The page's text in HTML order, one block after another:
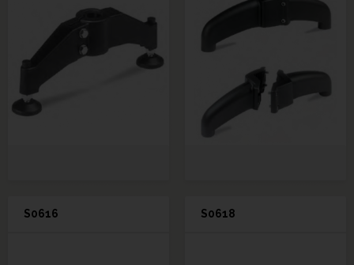
S0616 S0618